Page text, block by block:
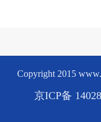
Copyright 2015
京ICP备